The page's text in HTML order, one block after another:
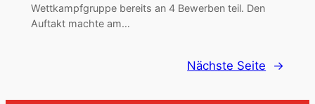
Wettkampfgruppe bereits an 4 Bewerben teil. Den
Auftakt machte am…
Nächste Seite →